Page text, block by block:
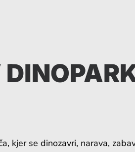
kjer se dinozavri, narava,